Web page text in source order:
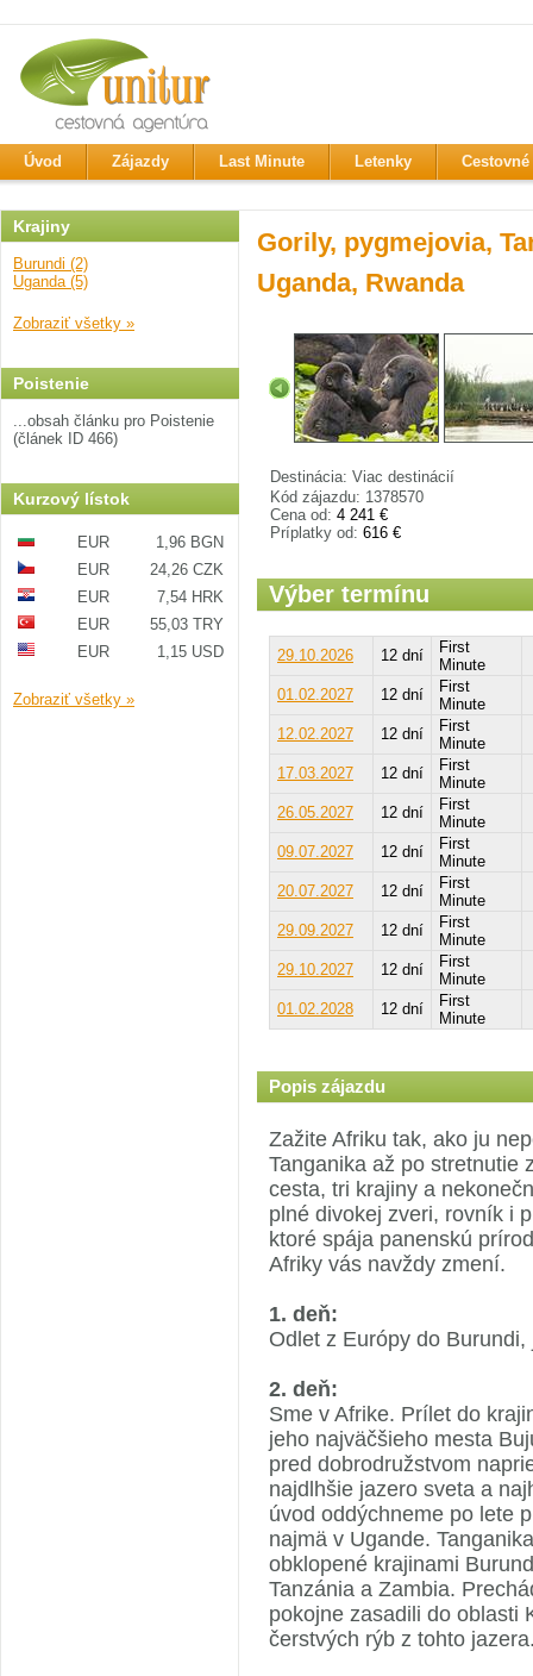
Úvod Zájazdy Last Minute Letenky
Krajiny
Burundi (2)
Uganda (5)
Zobraziť všetky »
Poistenie
...obsah článku pro Poistenie
(článek ID 466)
Kurzový lístok
EUR
1,96 BGN
EUR
24,26 CZK
EUR
7,54 HRK
EUR
55,03 TRY
EUR
1,15 USD
Zobraziť všetky »
Gorily, pygmejovia,
Uganda, Rwanda
Destinácia: Viac destinácií
Kód zájazdu: 1378570
Cena od: 4 241 €
Príplatky od: 616 €
Výber termínu
29.10.2026 12 dní
First
Minute
01.02.2027
12 dní
First
Minute
12.02.2027
12 dní
First
Minute
17.03.2027
12 dní
First
Minute
26.05.2027
12 dní
First
Minute
09.07.2027
12 dní
First
Minute
20.07.2027
12 dní
First
Minute
29.09.2027
12 dní
First
Minute
29.10.2027
12 dní
First
Minute
01.02.2028
12 dní
First
Minute
Popis zájazdu
Zažite Afriku tak, ako ju
Tanganika až po stretnutie
cesta, tri krajiny a
plné divokej zveri, rovník i
ktoré spája panenskú
Afriky vás navždy zmení.
1. deň:
Odlet z Európy do
2. deň:
Sme v Afrike. Prílet do
jeho najväčšieho mesta
pred dobrodružstvom
najdlhšie jazero sveta a
úvod oddýchneme po lete
najmä v Ugande.
obklopené krajinami
Tanzánia a Zambia.
pokojne zasadili do oblasti
čerstvých rýb z tohto